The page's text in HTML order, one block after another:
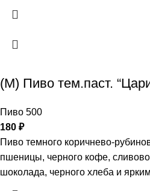
(М) Пиво тем.паст.
Пиво 500
180 ₽
Пиво темного коричнево-
пшеницы, черного кофе,
шоколада, черного хлеба и